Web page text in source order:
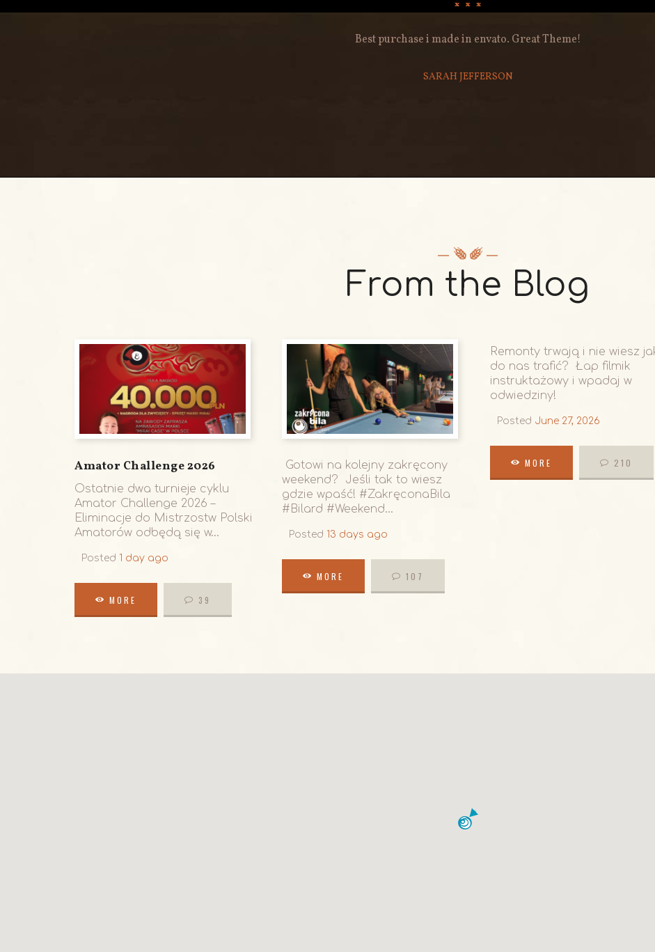
Best purchase i made in envato. Great Theme!
SARAH JEFFERSON
From the Blog
Amator Challenge 2026
Ostatnie dwa turnieje cyklu
Amator Challenge 2026 –
Eliminacje do Mistrzostw Polski
Amatorów odbędą się w...
Posted 1 day ago
MORE 39
Gotowi na kolejny zakręcony
weekend? Jeśli tak to wiesz
gdzie wpaść! #ZakręconaBila
#Bilard #Weekend...
Posted 13 days ago
MORE 107
Remonty trwają i nie wiesz
do nas trafić? Łap filmik
instruktażowy i wpadaj w
odwiedziny!
Posted June 27, 2026
MORE 210